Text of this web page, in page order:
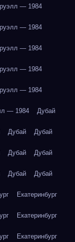
— 1984
— 1984
— 1984
— 1984
— 1984
— 1984 Дубай
Дубай Дубай
Дубай Дубай
Дубай Дубай
Екатеринбург
Екатеринбург
Екатеринбург